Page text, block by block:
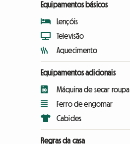
Equipamentos básicos
Lençóis
Televisão
Aquecimento
Equipamentos adicionais
Máquina de secar roupa
Ferro de engomar
Cabides
Regras da casa